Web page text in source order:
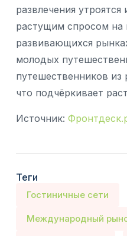
развлечения
растущим спросом на
развивающихся
молодых
путешественников
что подчёркивает
Источник:
Теги
Гостиничные сети
Международный